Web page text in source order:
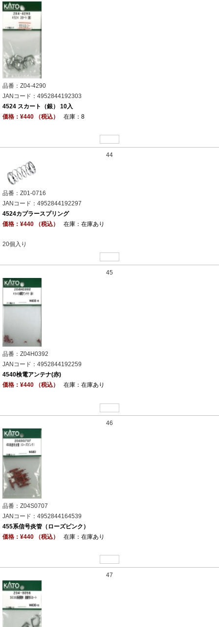
品番：Z04-4290
JANコード：4952844192303
4524 スカート（銀） 10入
価格：¥440 （税込）
在庫：8
44
品番：Z01-0716
JANコード：4952844192297
4524カプラースプリング
価格：¥440 （税込）
在庫：在庫あり
20個入り
45
品番：Z04H0392
JANコード：4952844192259
4540検電アンテナ(赤)
価格：¥440 （税込）
在庫：在庫あり
46
品番：Z04S0707
JANコード：4952844164539
455系信号炎管（ローズピンク）
価格：¥440 （税込）
在庫：在庫あり
47